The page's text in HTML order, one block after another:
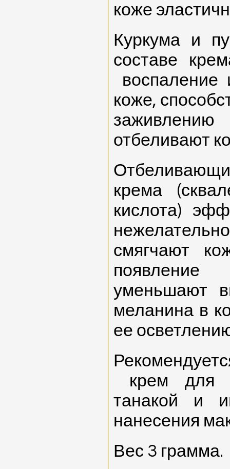
коже
Куркума и
составе
коже,
отбеливают
крема
кислота)
смягчают
появление
уменьшают
меланина в
ее
крем для
танакой и
нанесения
Вес 3 грамма.